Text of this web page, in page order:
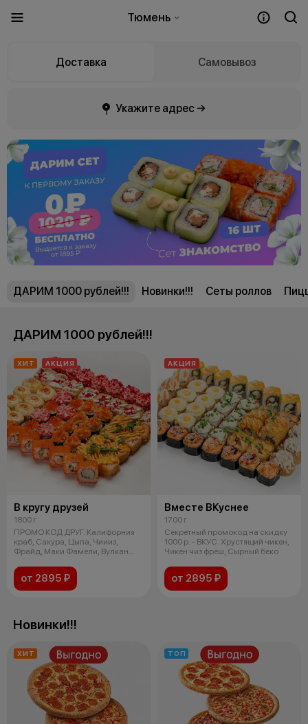
Тюмень
Доставка Самовывоз
Укажите адрес →
ДАРИМ 1000 рублей!!! Новинки!!! Сеты роллов
ДАРИМ 1000 рублей!!!
ХИТ АКЦИЯ
В кругу друзей
1800 г
ПРОМО КОД ДРУГ. Калифорния
краб, Сакура, Цыпа, Чиииз,
Фрайд, Маки Фамели, Вулкан
от 2895 ₽
АКЦИЯ
Вместе ВКуснее
1700 г
Секретный промокод на скидку
1000 р. - ВКУС. Хрустящий чикен,
Чикен чиз фреш, Сырный беко
от 2895 ₽
Новинки!!!
ХИТ ТОП